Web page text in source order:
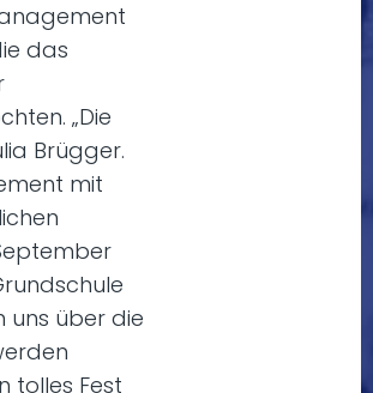
das
„Die
Brügger.
mit
uns über die
tolles Fest